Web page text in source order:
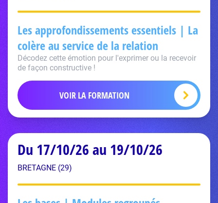
Les approfondissements essentiels | La
colère au service de la relation
Décodez cette émotion pour l'exprimer ou la recevoir
de façon constructive !
VOIR LA FORMATION
Du 17/10/26 au 19/10/26
BRETAGNE (29)